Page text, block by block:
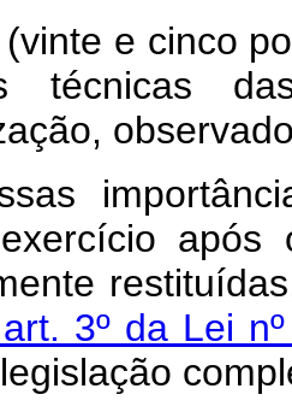
e cinco
técnicas
após
3º da Lei